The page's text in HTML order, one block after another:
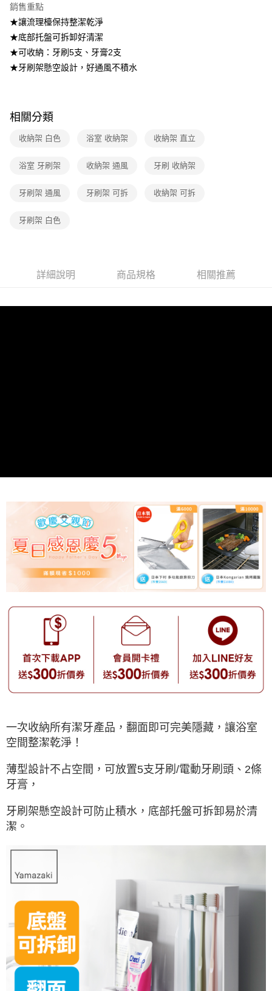
資料（包含姓名、電話或地址）提供予台灣大哥大進項蒐集、處理及利用，
由本公司與您本人進行分期帳單所需資料之確認、核對及更正。
3.完整用戶服務條款，請詳閱以下連結：
銷售重點
★讓流理檯保持整潔乾淨
★底部托盤可拆卸好清潔
★可收納：牙刷5支、牙膏2支
★牙刷架懸空設計，好通風不積水
相關分類
收納架 白色 浴室 收納架 收納架 直立
浴室 牙刷架 收納架 通風 牙刷 收納架
牙刷架 通風 牙刷架 可拆 收納架 可拆
牙刷架 白色
詳細說明 商品規格 相關推薦
一次收納所有潔牙產品，翻面即可完美隱藏，讓浴室
空間整潔乾淨！
薄型設計不占空間，可放置5支牙刷/電動牙刷頭、2條
牙膏，
牙刷架懸空設計可防止積水，底部托盤可拆卸易於清
潔。